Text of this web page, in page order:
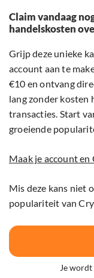
Claim vandaag
handelskosten
Grijp deze unieke
account aan te
€10 en ontvang
lang zonder kosten
transacties. Start
groeiende
Maak je account en
Mis deze kans niet
populariteit van
Je